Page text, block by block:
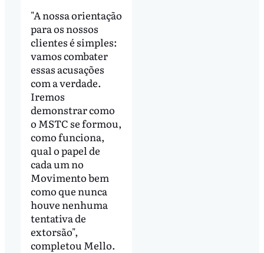
"A nossa orientação
para os nossos
clientes é simples:
vamos combater
essas acusações
com a verdade.
Iremos
demonstrar como
o MSTC se formou,
como funciona,
qual o papel de
cada um no
Movimento bem
como que nunca
houve nenhuma
tentativa de
extorsão",
completou Mello.